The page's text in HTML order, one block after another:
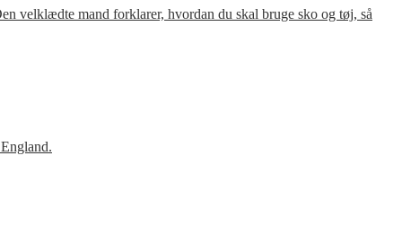
velklædte mand forklarer, hvordan du skal bruge sko og tøj, så